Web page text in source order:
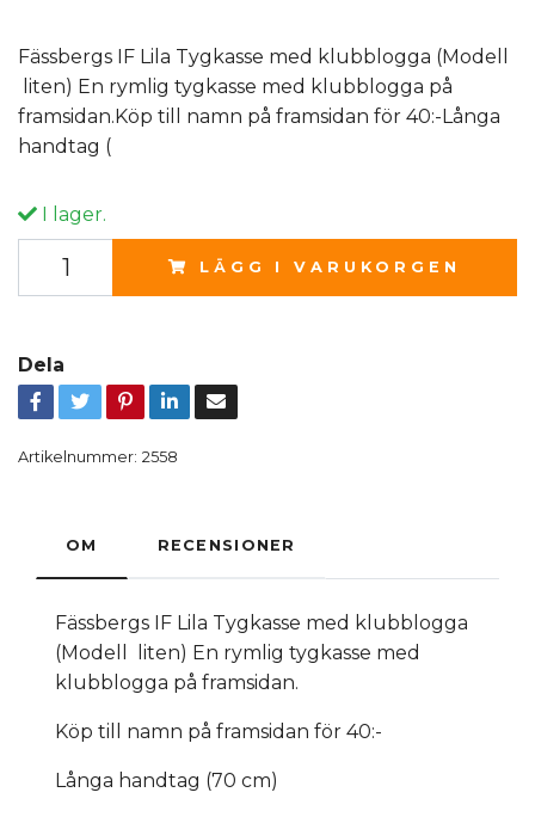
Fässbergs IF Lila Tygkasse med klubblogga (Modell
liten) En rymlig tygkasse med klubblogga på
framsidan.Köp till namn på framsidan för 40:-Långa
handtag (
I lager.
LÄGG I VARUKORGEN
Dela
Artikelnummer: 2558
OM RECENSIONER
Fässbergs IF Lila Tygkasse med klubblogga
(Modell liten) En rymlig tygkasse med
klubblogga på framsidan.
Köp till namn på framsidan för 40:-
Långa handtag (70 cm)